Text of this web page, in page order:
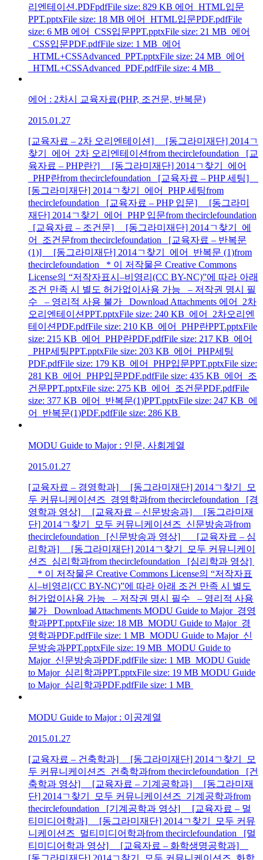
리엔테이션.PDFpdfFile size: 829 KB 에어_HTML입문
PPT.pptxFile size: 18 MB 에어_HTML입문PDF.pdfFile
size: 6 MB 에어_CSS입문PPT.pptxFile size: 21 MB 에어
_CSS입문PDF.pdfFile size: 1 MB 에어
_HTML+CSSAdvanced_PPT.pptxFile size: 24 MB 에어
_HTML+CSSAdvanced_PDF.pdfFile size: 4 MB
에어 : 2차시 교육자료(PHP, 조건문, 반복문)
2015.01.27
[교육자료 – 2차 오리엔테이션] [동그라미재단] 2014ㄱ
찾기_에어_2차 오리엔테이션from thecirclefoundation [교
육자료 – PHP란?] [동그라미재단] 2014ㄱ찾기_에어
_PHP란from thecirclefoundation [교육자료 – PHP 세팅]
[동그라미재단] 2014ㄱ찾기_에어_PHP 세팅from
thecirclefoundation [교육자료 – PHP 입문] [동그라미
재단] 2014ㄱ찾기_에어_PHP 입문from thecirclefoundation
[교육자료 – 조건문] [동그라미재단] 2014ㄱ찾기_에
어_조건문from thecirclefoundation [교육자료 – 반복문
(1)] [동그라미재단] 2014ㄱ찾기_에어_반복문 (1)from
thecirclefoundation * 이 저작물은 Creative Commons
License의 “저작자표시–비영리(CC BY-NC)”에 따라 아래
조건 만족 시 별도 허가없이사용 가능 – 저작권 명시 필
수 – 영리적 사용 불가 Download Attachments 에어_2차
오리엔테이션PPT.pptxFile size: 240 KB 에어_2차오리엔
테이션PDF.pdfFile size: 210 KB 에어_PHP란PPT.pptxFile
size: 215 KB 에어_PHP란PDF.pdfFile size: 217 KB 에어
_PHP세팅PPT.pptxFile size: 203 KB 에어_PHP세팅
PDF.pdfFile size: 179 KB 에어_PHP입문PPT.pptxFile size:
281 KB 에어_PHP입문PDF.pdfFile size: 435 KB 에어_조
건문PPT.pptxFile size: 275 KB 에어_조건문PDF.pdfFile
size: 377 KB 에어_반복문(1)PPT.pptxFile size: 247 KB 에
어_반복문(1)PDF.pdfFile size: 286 KB
MODU Guide to Major : 인문, 사회계열
2015.01.27
[교육자료 – 경영학과] [동그라미재단] 2014ㄱ찾기_모
두 커뮤니케이션즈_경영학과from thecirclefoundation [경
영학과 영상] [교육자료 – 신문방송과] [동그라미재
단] 2014ㄱ찾기_모두 커뮤니케이션즈_신문방송과from
thecirclefoundation [신문방송과 영상] [교육자료 – 심
리학과] [동그라미재단] 2014ㄱ찾기_모두 커뮤니케이
션즈_심리학과from thecirclefoundation [심리학과 영상]
* 이 저작물은 Creative Commons License의 “저작자표
시–비영리(CC BY-NC)”에 따라 아래 조건 만족 시 별도
허가없이사용 가능 – 저작권 명시 필수 – 영리적 사용
불가 Download Attachments MODU Guide to Major_경영
학과PPT.pptxFile size: 18 MB MODU Guide to Major_경
영학과PDF.pdfFile size: 1 MB MODU Guide to Major_신
문방송과PPT.pptxFile size: 19 MB MODU Guide to
Major_신문방송과PDF.pdfFile size: 1 MB MODU Guide
to Major_심리학과PPT.pptxFile size: 19 MB MODU Guide
to Major_심리학과PDF.pdfFile size: 1 MB
MODU Guide to Major : 이공계열
2015.01.27
[교육자료 – 건축학과] [동그라미재단] 2014ㄱ찾기_모
두 커뮤니케이션즈_건축학과from thecirclefoundation [건
축학과 영상] [교육자료 – 기계공학과] [동그라미재
단] 2014ㄱ찾기_모두 커뮤니케이션즈_기계공학과from
thecirclefoundation [기계공학과 영상] [교육자료 – 멀
티미디어학과] [동그라미재단] 2014ㄱ찾기_모두 커뮤
니케이션즈_멀티미디어학과from thecirclefoundation [멀
티미디어학과 영상] [교육자료 – 화학생명공학과]
[동그라미재단] 2014ㄱ찾기_모두 커뮤니케이션즈_화학